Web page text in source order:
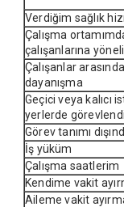
Verdiğim sağlık
Çalışma
çalışanlarına
Çalışanlar
dayanışma
Geçici veya kalıcı
yerlerde
Görev tanımı
İş yüküm
Çalışma saatlerim
Kendime vakit
Aileme vakit